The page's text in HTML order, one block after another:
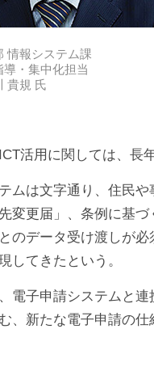
情報システム課
導・集中化担当
貴規 氏
活用に関しては、長
ムは文字通り、住民や
変更届」、条例に基
のデータ受け渡しが
してきたという。
、電子申請システムと
、新たな電子申請の